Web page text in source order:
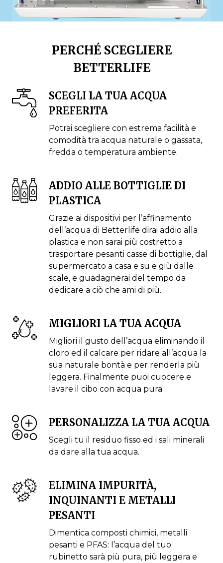
PERCHÉ SCEGLIERE
BETTERLIFE
SCEGLI LA TUA ACQUA
PREFERITA
Potrai scegliere con estrema facilità e
comodità tra acqua naturale o gassata,
fredda o temperatura ambiente.
ADDIO ALLE BOTTIGLIE DI
PLASTICA
Grazie ai dispositivi per l’affinamento
dell’acqua di Betterlife dirai addio alla
plastica e non sarai più costretto a
trasportare pesanti casse di bottiglie, dal
supermercato a casa e su e giù dalle
scale, e guadagnerai del tempo da
dedicare a ciò che ami di più.
MIGLIORI LA TUA ACQUA
Migliori il gusto dell’acqua eliminando il
cloro ed il calcare per ridare all’acqua la
sua naturale bontà e per renderla più
leggera. Finalmente puoi cuocere e
lavare il cibo con acqua pura.
PERSONALIZZA LA TUA ACQUA
Scegli tu il residuo fisso ed i sali minerali
da dare alla tua acqua.
ELIMINA IMPURITÀ,
INQUINANTI E METALLI
PESANTI
Dimentica composti chimici, metalli
pesanti e PFAS: l’acqua del tuo
rubinetto sarà più pura, più leggera e